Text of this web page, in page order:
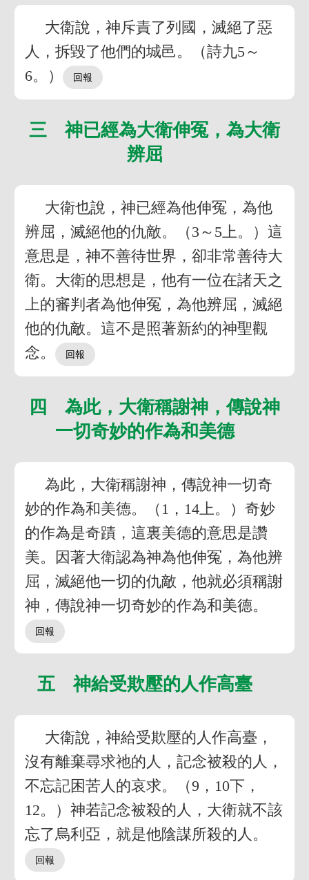
大衛說，神斥責了列國，滅絕了惡
人，拆毀了他們的城邑。（詩九5～
6。）
三 神已經為大衛伸冤，為大衛
辨屈
大衛也說，神已經為他伸冤，為他
辨屈，滅絕他的仇敵。（3～5上。）這
意思是，神不善待世界，卻非常善待大
衛。大衛的思想是，他有一位在諸天之
上的審判者為他伸冤，為他辨屈，滅絕
他的仇敵。這不是照著新約的神聖觀
念。
四 為此，大衛稱謝神，傳說神
一切奇妙的作為和美德
為此，大衛稱謝神，傳說神一切奇
妙的作為和美德。（1，14上。）奇妙
的作為是奇蹟，這裏美德的意思是讚
美。因著大衛認為神為他伸冤，為他辨
屈，滅絕他一切的仇敵，他就必須稱謝
神，傳說神一切奇妙的作為和美德。
五 神給受欺壓的人作高臺
大衛說，神給受欺壓的人作高臺，
沒有離棄尋求祂的人，記念被殺的人，
不忘記困苦人的哀求。（9，10下，
12。）神若記念被殺的人，大衛就不該
忘了烏利亞，就是他陰謀所殺的人。